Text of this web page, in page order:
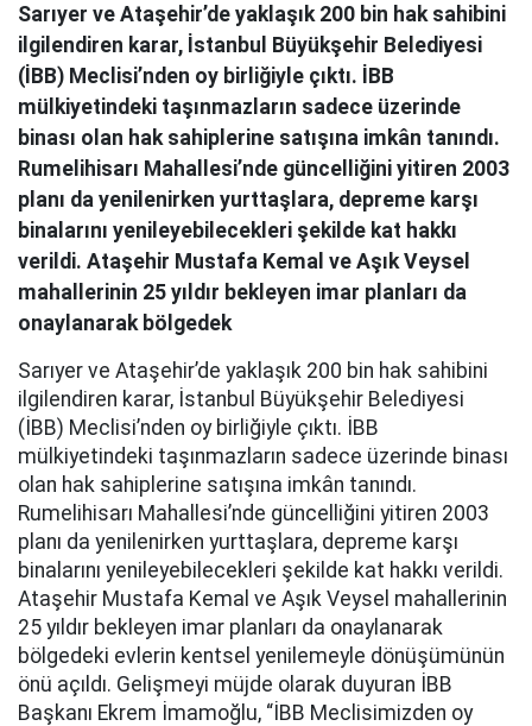
Sarıyer ve Ataşehir’de yaklaşık 200 bin hak sahibini
ilgilendiren karar, İstanbul Büyükşehir Belediyesi
(İBB) Meclisi’nden oy birliğiyle çıktı. İBB
mülkiyetindeki taşınmazların sadece üzerinde
binası olan hak sahiplerine satışına imkân tanındı.
Rumelihisarı Mahallesi’nde güncelliğini yitiren 2003
planı da yenilenirken yurttaşlara, depreme karşı
binalarını yenileyebilecekleri şekilde kat hakkı
verildi. Ataşehir Mustafa Kemal ve Aşık Veysel
mahallerinin 25 yıldır bekleyen imar planları da
onaylanarak bölgedek
Sarıyer ve Ataşehir’de yaklaşık 200 bin hak sahibini
ilgilendiren karar, İstanbul Büyükşehir Belediyesi
(İBB) Meclisi’nden oy birliğiyle çıktı. İBB
mülkiyetindeki taşınmazların sadece üzerinde binası
olan hak sahiplerine satışına imkân tanındı.
Rumelihisarı Mahallesi’nde güncelliğini yitiren 2003
planı da yenilenirken yurttaşlara, depreme karşı
binalarını yenileyebilecekleri şekilde kat hakkı verildi.
Ataşehir Mustafa Kemal ve Aşık Veysel mahallerinin
25 yıldır bekleyen imar planları da onaylanarak
bölgedeki evlerin kentsel yenilemeyle dönüşümünün
önü açıldı. Gelişmeyi müjde olarak duyuran İBB
Başkanı Ekrem İmamoğlu, “İBB Meclisimizden oy